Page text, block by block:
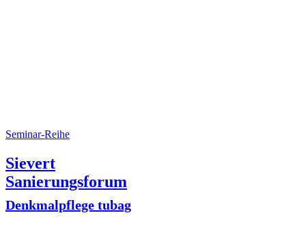
Seminar-Reihe
Sievert
Sanierungsforum
Denkmalpflege tubag